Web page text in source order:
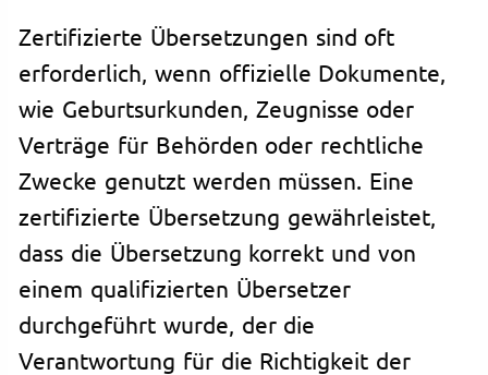
Zertifizierte Übersetzungen sind oft
erforderlich, wenn offizielle Dokumente,
wie Geburtsurkunden, Zeugnisse oder
Verträge für Behörden oder rechtliche
Zwecke genutzt werden müssen. Eine
zertifizierte Übersetzung gewährleistet,
dass die Übersetzung korrekt und von
einem qualifizierten Übersetzer
durchgeführt wurde, der die
Verantwortung für die Richtigkeit der